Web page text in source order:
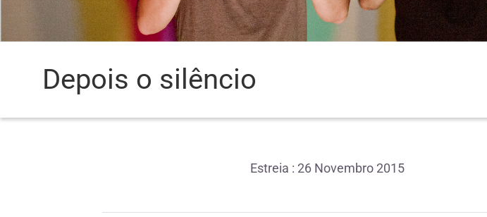
Depois o silêncio
Estreia : 26 Novembro 2015